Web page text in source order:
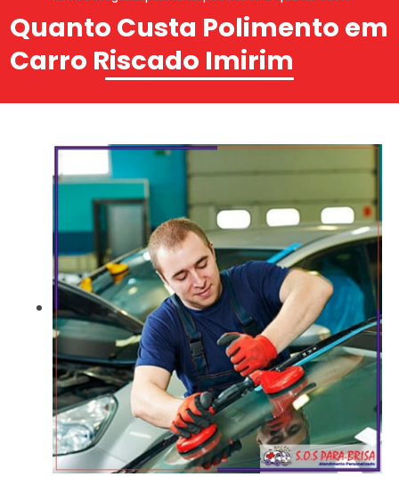
Quanto Custa Polimento em
Carro Riscado Imirim